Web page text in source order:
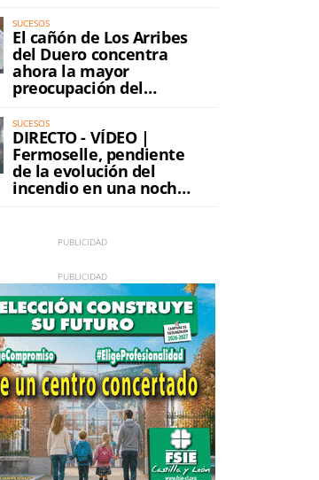
SUCESOS
El cañón de Los Arribes
del Duero concentra
ahora la mayor
preocupación del
incendio
SUCESOS
DIRECTO - VÍDEO |
Fermoselle, pendiente
de la evolución del
incendio en una noche